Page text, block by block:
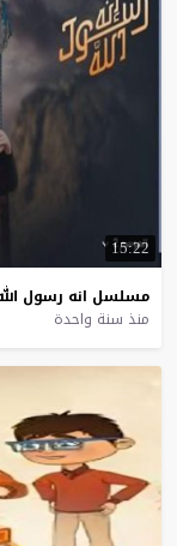
15:22
مسلسل انه رسول
منذ سنة واحدة